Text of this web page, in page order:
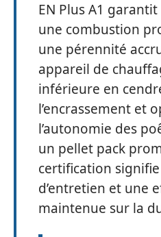
EN Plus A1
une combustion
une pérennité
appareil de
inférieure en
l’encrassement et
l’autonomie des
un pellet pack
certification
d’entretien et une
maintenue sur la